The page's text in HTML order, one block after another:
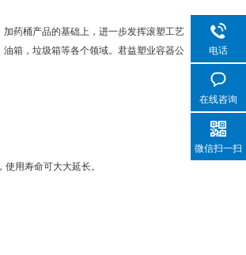
药桶产品的基础上，进一步发挥滚塑工艺
箱，垃圾箱等各个领域。君益塑业容器公
用寿命可大大延长。
电话
在线咨询
微信扫一扫